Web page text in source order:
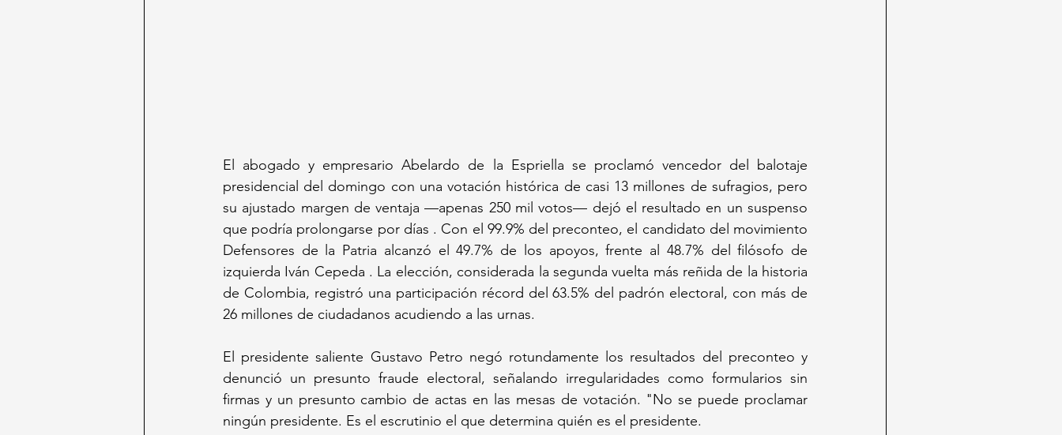
El abogado y empresario Abelardo de la Espriella se proclamó vencedor del balotaje
presidencial del domingo con una votación histórica de casi 13 millones de sufragios, pero
su ajustado margen de ventaja —apenas 250 mil votos— dejó el resultado en un suspenso
que podría prolongarse por días . Con el 99.9% del preconteo, el candidato del movimiento
Defensores de la Patria alcanzó el 49.7% de los apoyos, frente al 48.7% del filósofo de
izquierda Iván Cepeda . La elección, considerada la segunda vuelta más reñida de la historia
de Colombia, registró una participación récord del 63.5% del padrón electoral, con más de
26 millones de ciudadanos acudiendo a las urnas.
El presidente saliente Gustavo Petro negó rotundamente los resultados del preconteo y
denunció un presunto fraude electoral, señalando irregularidades como formularios sin
firmas y un presunto cambio de actas en las mesas de votación. "No se puede proclamar
ningún presidente. Es el escrutinio el que determina quién es el presidente.